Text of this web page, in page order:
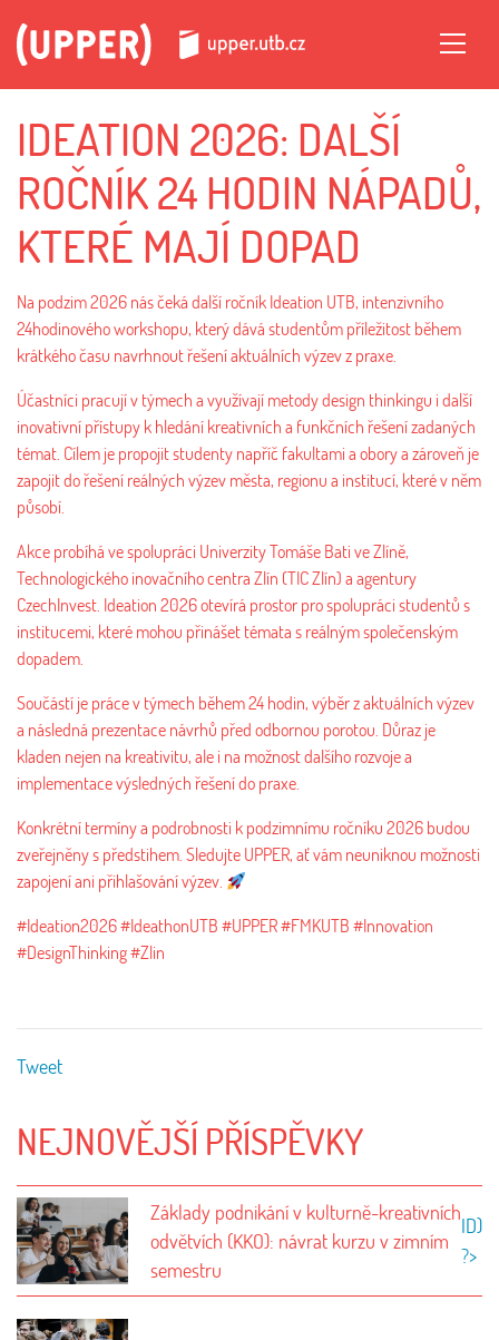
IDEATION 2026: DALŠÍ
ROČNÍK 24 HODIN NÁPADŮ,
KTERÉ MAJÍ DOPAD
Na podzim 2026 nás čeká další ročník Ideation UTB, intenzivního
24hodinového workshopu, který dává studentům příležitost během
krátkého času navrhnout řešení aktuálních výzev z praxe.
Účastníci pracují v týmech a využívají metody design thinkingu i další
inovativní přístupy k hledání kreativních a funkčních řešení zadaných
témat. Cílem je propojit studenty napříč fakultami a obory a zároveň je
zapojit do řešení reálných výzev města, regionu a institucí, které v něm
působí.
Akce probíhá ve spolupráci Univerzity Tomáše Bati ve Zlíně,
Technologického inovačního centra Zlín (TIC Zlín) a agentury
CzechInvest. Ideation 2026 otevírá prostor pro spolupráci studentů s
institucemi, které mohou přinášet témata s reálným společenským
dopadem.
Součástí je práce v týmech během 24 hodin, výběr z aktuálních výzev
a následná prezentace návrhů před odbornou porotou. Důraz je
kladen nejen na kreativitu, ale i na možnost dalšího rozvoje a
implementace výsledných řešení do praxe.
Konkrétní termíny a podrobnosti k podzimnímu ročníku 2026 budou
zveřejněny s předstihem. Sledujte UPPER, ať vám neuniknou možnosti
zapojení ani přihlašování výzev.
#Ideation2026 #IdeathonUTB #UPPER #FMKUTB #Innovation
#DesignThinking #Zlin
Tweet
NEJNOVĚJŠÍ PŘÍSPĚVKY
Základy podnikání v kulturně-kreativních
odvětvích (KKO): návrat kurzu v zimním
semestru
ID)
?>